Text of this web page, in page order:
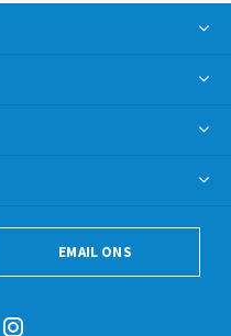
EMAIL ONS